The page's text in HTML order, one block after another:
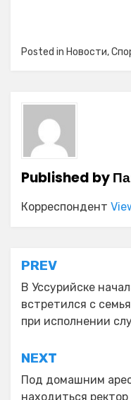
Posted in Новости,
Published by
Корреспондент
Навигация
по
записям
PREV
В Уссурийске
встретился с
при исполнении
NEXT
Под домашним
находиться